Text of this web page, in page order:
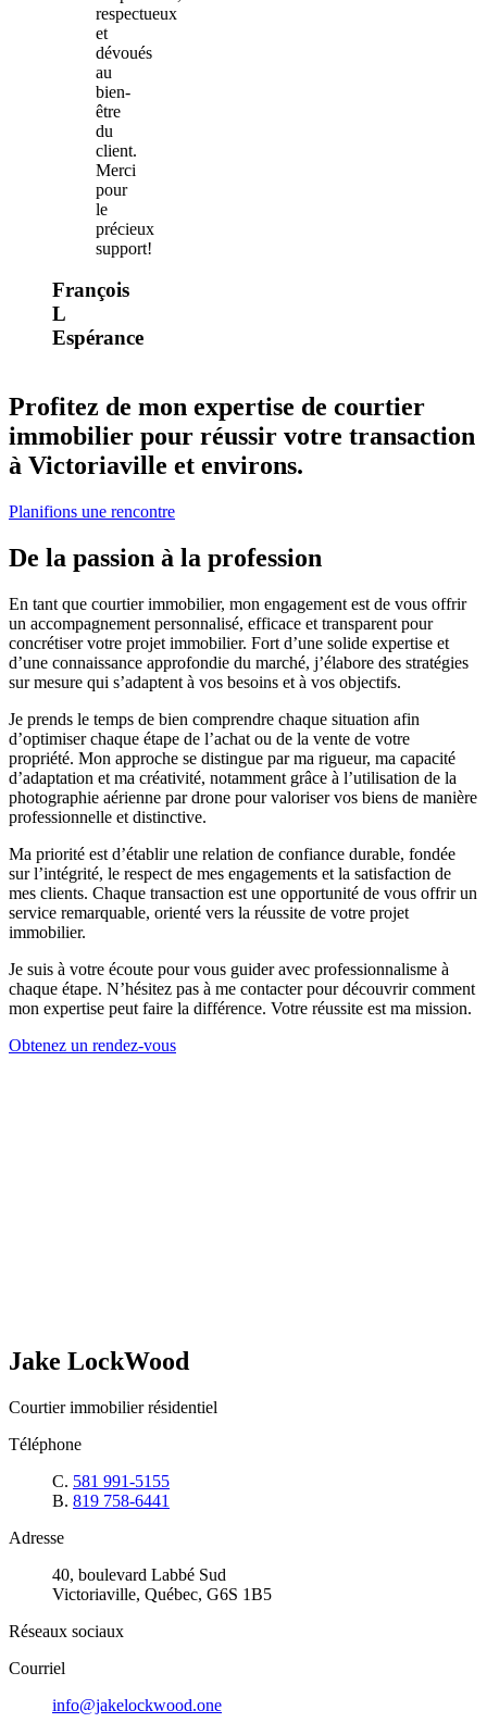
respectueux
et
dévoués
au
bien-
être
du
client.
Merci
pour
le
précieux
support!
François
L
Espérance
Profitez de mon expertise de courtier
immobilier pour réussir votre transaction
à Victoriaville et environs.
Planifions une rencontre
De la passion à la profession
En tant que courtier immobilier, mon engagement est de vous offrir
un accompagnement personnalisé, efficace et transparent pour
concrétiser votre projet immobilier. Fort d’une solide expertise et
d’une connaissance approfondie du marché, j’élabore des stratégies
sur mesure qui s’adaptent à vos besoins et à vos objectifs.
Je prends le temps de bien comprendre chaque situation afin
d’optimiser chaque étape de l’achat ou de la vente de votre
propriété. Mon approche se distingue par ma rigueur, ma capacité
d’adaptation et ma créativité, notamment grâce à l’utilisation de la
photographie aérienne par drone pour valoriser vos biens de manière
professionnelle et distinctive.
Ma priorité est d’établir une relation de confiance durable, fondée
sur l’intégrité, le respect de mes engagements et la satisfaction de
mes clients. Chaque transaction est une opportunité de vous offrir un
service remarquable, orienté vers la réussite de votre projet
immobilier.
Je suis à votre écoute pour vous guider avec professionnalisme à
chaque étape. N’hésitez pas à me contacter pour découvrir comment
mon expertise peut faire la différence. Votre réussite est ma mission.
Obtenez un rendez-vous
Jake LockWood
Courtier immobilier résidentiel
Téléphone
C. 581 991-5155
B. 819 758-6441
Adresse
40, boulevard Labbé Sud
Victoriaville, Québec, G6S 1B5
Réseaux sociaux
Courriel
info@jakelockwood.one